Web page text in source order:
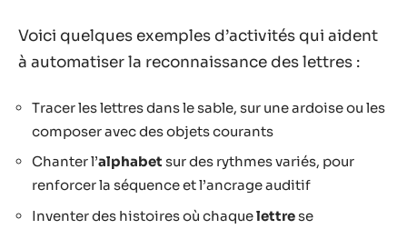
Voici quelques exemples d’activités qui aident
à automatiser la reconnaissance des lettres :
Tracer les lettres dans le sable, sur une ardoise ou les
composer avec des objets courants
Chanter l’alphabet sur des rythmes variés, pour
renforcer la séquence et l’ancrage auditif
Inventer des histoires où chaquelettrese